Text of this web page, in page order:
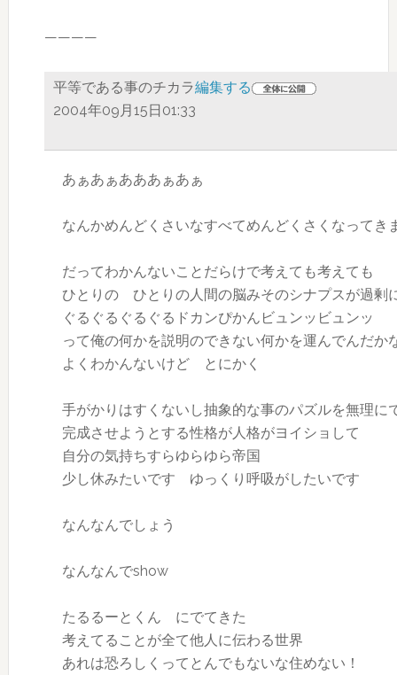
————
平等である事のチカラ編集する
2004年09月15日01:33
あぁあぁあああぁあぁ
なんかめんどくさいなすべてめんどくさくなってき
だってわかんないことだらけで考えても考えても
ひとりの ひとりの人間の脳みそのシナプスが過剰
ぐるぐるぐるぐるドカンぴかんビュンッビュンッ
って俺の何かを説明のできない何かを運んでんだか
よくわかんないけど とにかく
手がかりはすくないし抽象的な事のパズルを無理に
完成させようとする性格が人格がヨイショして
自分の気持ちすらゆらゆら帝国
少し休みたいです ゆっくり呼吸がしたいです
なんなんでしょう
なんなんでshow
たるるーとくん にでてきた
考えてることが全て他人に伝わる世界
あれは恐ろしくってとんでもないな住めない！